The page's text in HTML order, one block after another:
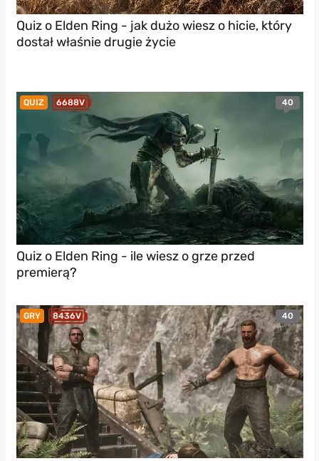
Quiz o Elden Ring - jak dużo wiesz o hicie, który
dostał właśnie drugie życie
QUIZ 6688V 40
Quiz o Elden Ring - ile wiesz o grze przed
premierą?
GRY 8436V 40